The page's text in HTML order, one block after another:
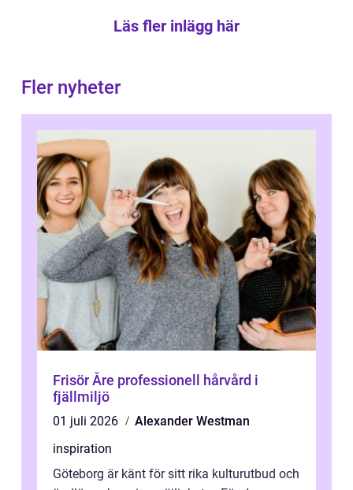
Läs fler inlägg här
Fler nyheter
Frisör Åre professionell hårvård i
fjällmiljö
01 juli 2026
Alexander Westman
inspiration
Göteborg är känt för sitt rika kulturutbud och